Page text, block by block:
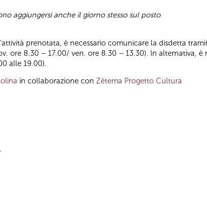
aggiungersi anche il giorno stesso sul posto
prenotata, è necessario comunicare la disdetta
ore 8.30 – 17.00/ ven. ore 8.30 – 13.30). In alternativa,
alle 19.00).
in collaborazione con Zètema Progetto Cultura